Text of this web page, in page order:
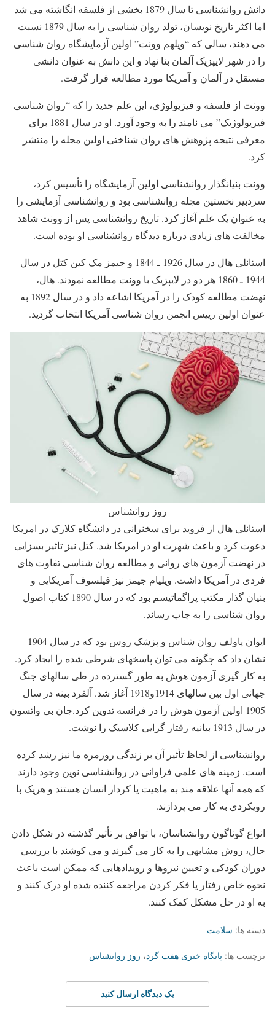
دانش روانشناسی تا سال 1879 بخشی از فلسفه انگاشته می شد
اما اکثر تاریخ نویسان، تولد روان شناسی را به سال 1879 نسبت
می دهند، سالی که “ویلهم وونت” اولین آزمایشگاه روان شناسی
را در شهر لایپزیک آلمان بنا نهاد و این دانش به عنوان دانشی
مستقل در آلمان و آمریکا مورد مطالعه قرار گرفت.
وونت از فلسفه و فیزیولوژی، این علم جدید را که “روان شناسی
فیزیولوژیک” می نامند را به وجود آورد. او در سال 1881 برای
معرفی نتیجه پژوهش های روان شناختی اولین مجله را منتشر
کرد.
وونت بنیانگذار روانشناسی اولین آزمایشگاه را تأسیس کرد،
سردبیر نخستین مجله روانشناسی بود و روانشناسی آزمایشی را
به عنوان یک علم آغاز کرد. تاریخ روانشناسی پس از وونت شاهد
مخالفت های زیادی درباره دیدگاه روانشناسی او بوده است.
استانلی هال در سال 1926 ـ 1844 و جیمز مک کین کتل در سال
1944 ـ 1860 هر دو در لایپزیک با وونت مطالعه نمودند. هال،
نهضت مطالعه کودک را در آمریکا اشاعه داد و در سال 1892 به
عنوان اولین رییس انجمن روان شناسی آمریکا انتخاب گردید.
روز روانشناس
استانلی هال از فروید برای سخنرانی در دانشگاه کلارک در امریکا
دعوت کرد و باعث شهرت او در امریکا شد. کتل نیز تاثیر بسزایی
در نهضت آزمون های روانی و مطالعه روان شناسی تفاوت های
فردی در آمریکا داشت. ویلیام جیمز نیز فیلسوف آمریکایی و
بنیان گذار مکتب پراگماتیسم بود که در سال 1890 کتاب اصول
روان شناسی را به چاپ رساند.
ایوان پاولف روان شناس و پزشک روس بود که در سال 1904
نشان داد که چگونه می توان پاسخهای شرطی شده را ایجاد کرد.
به کار گیری آزمون هوش به طور گسترده در طی سالهای جنگ
جهانی اول بین سالهای 1914و1918 آغاز شد. آلفرد بینه در سال
1905 اولین آزمون هوش را در فرانسه تدوین کرد.جان بی واتسون
در سال 1913 بیانیه رفتار گرایی کلاسیک را نوشت.
روانشناسی از لحاظ تأثیر آن بر زندگی روزمره ما نیز رشد کرده
است. زمینه های علمی فراوانی در روانشناسی نوین وجود دارند
که همه آنها علاقه مند به ماهیت یا کردار انسان هستند و هریک با
رویکردی به کار می پردازند.
انواع گوناگون روانشناسان، با توافق بر تأثیر گذشته در شکل دادن
حال، روش مشابهی را به کار می گیرند و می کوشند با بررسی
دوران کودکی و تعیین نیروها و رویدادهایی که ممکن است باعث
نحوه خاص رفتار یا فکر کردن مراجعه کننده شده او درک کنند و
به او در حل مشکل کمک کنند.
دسته ها: سلامت
برچسب ها: پایگاه خبری هفت گرد، روز روانشناس
یک دیدگاه ارسال کنید